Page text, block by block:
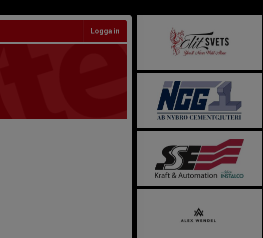
Logga in